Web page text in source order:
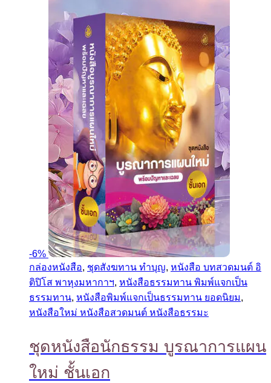
-6%
กล่องหนังสือ, ชุดสังฆทาน ทำบุญ, หนังสือ บทสวดมนต์ อิ
ติปิโส พาหุงมหากาฯ, หนังสือธรรมทาน พิมพ์แจกเป็น
ธรรมทาน, หนังสือพิมพ์แจกเป็นธรรมทาน ยอดนิยม,
หนังสือใหม่ หนังสือสวดมนต์ หนังสือธรรมะ
ชุดหนังสือนักธรรม บูรณาการแผน
ใหม่ ชั้นเอก